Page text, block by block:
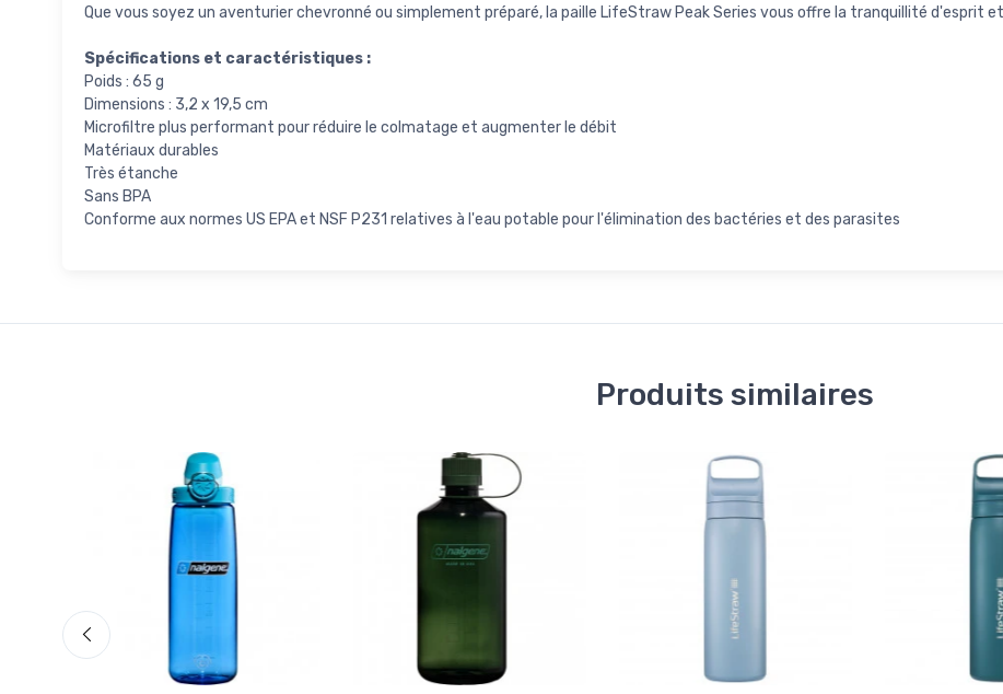
Que vous soyez un aventurier chevronné ou simplement préparé, la paille LifeStraw Peak Series vous offre la tranquillité d'esprit
Spécifications et caractéristiques :
Poids : 65 g
Dimensions : 3,2 x 19,5 cm
Microfiltre plus performant pour réduire le colmatage et augmenter le débit
Matériaux durables
Très étanche
Sans BPA
Conforme aux normes US EPA et NSF P231 relatives à l'eau potable pour l'élimination des bactéries et des parasites
Produits similaires